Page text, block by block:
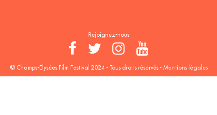
Rejoignez-nous
© Champs-Elysées Film Festival 2024 - Tous droits réservés - Mentions légales